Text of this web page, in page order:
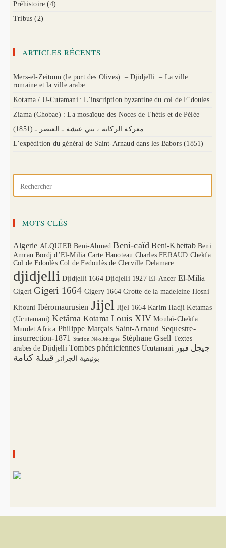
Préhistoire (4)
Tribus (2)
ARTICLES RÉCENTS
Mers-el-Zeitoun (le port des Olives). – Djidjelli. – La ville
romaine et la ville arabe.
Kotama / U-Cutamani : L’inscription byzantine du col de F’doules.
Ziama (Chobae) : La mosaïque des Noces de Thétis et de Pélée
(1851) معركة الركابة ، بني عيشة ـ العنصر ـ
L’expédition du général de Saint-Arnaud dans les Babors (1851)
MOTS CLÉS
Algerie ALQUIER Beni-Ahmed Beni-caïd Beni-Khettab Beni
Amran Bordj d’El-Milia Carte Hanoteau Charles FERAUD Chekfa
Col de Fdoulès Col de Fedoulès de Clerville Delamare
djidjelli Djidjelli 1664 Djidjelli 1927 El-Ancer El-Milia
Gigeri Gigeri 1664 Gigery 1664 Grotte de la madeleine Hosni
Kitouni Ibéromaurusien Jijel Jijel 1664 Karim Hadji Ketamas
(Ucutamani) Ketâma Kotama Louis XIV Moulaï-Chekfa
Mundet Africa Philippe Marçais Saint-Arnaud Sequestre-
insurrection-1871
Station Néolithique Stéphane Gsell Textes
arabes de Djidjelli Tombes phéniciennes Ucutamani جيجل قبور
بونيقية الجزائر قبيلة كتامة
–